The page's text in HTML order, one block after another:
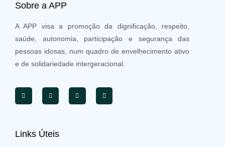
Sobre a APP
A APP visa a promoção da dignificação, respeito,
saúde, autonomia, participação e segurança das
pessoas idosas, num quadro de envelhecimento ativo
e de solidariedade intergeracional.
Links Úteis